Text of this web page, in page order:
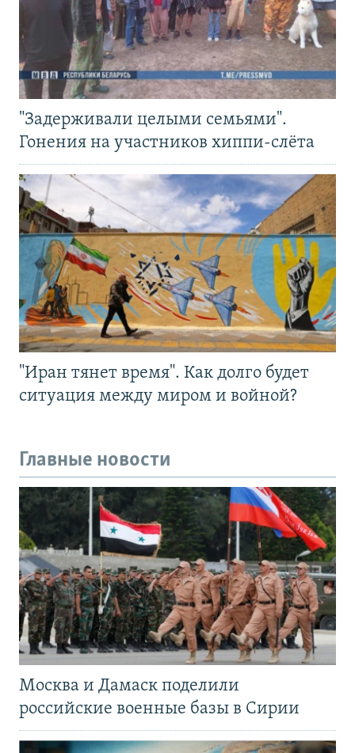
"Задерживали целыми семьями".
Гонения на участников хиппи-слёта
"Иран тянет время". Как долго будет
ситуация между миром и войной?
Главные новости
Москва и Дамаск поделили
российские военные базы в Сирии